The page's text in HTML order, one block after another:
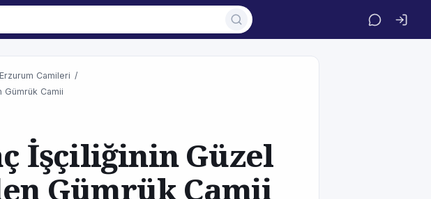
Erzurum Camileri /
Gümrük Camii
İşçiliğinin Güzel
Gümrük Camii